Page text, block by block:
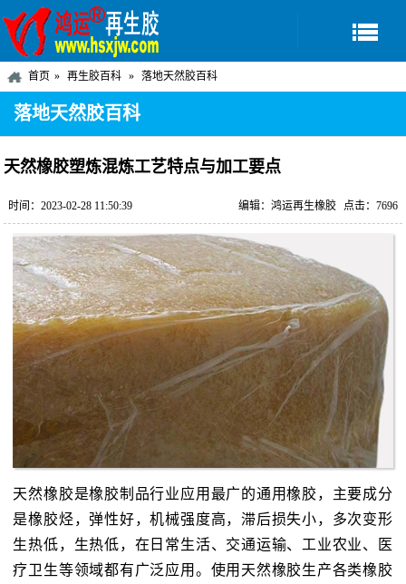
首页 再生胶百科 落地天然胶百科
落地天然胶百科
天然橡胶塑炼混炼工艺特点与加工要点
时间：2023-02-28 11:50:39 点击：7696
编辑：鸿运再生橡胶
天然橡胶是橡胶制品行业应用最广的通用橡胶，主要成分
是橡胶烃，弹性好，机械强度高，滞后损失小，多次变形
生热低，生热低，在日常生活、交通运输、工业农业、医
疗卫生等领域都有广泛应用。使用天然橡胶生产各类橡胶